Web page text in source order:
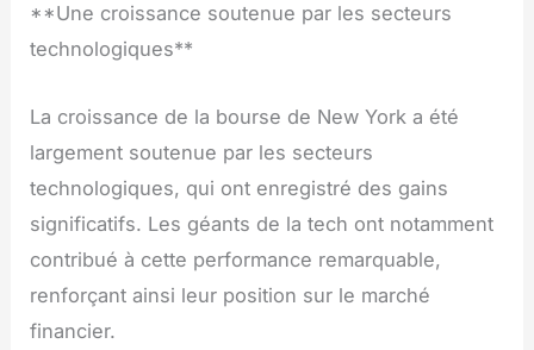
**Une croissance soutenue par les secteurs
technologiques**
La croissance de la bourse de New York a été
largement soutenue par les secteurs
technologiques, qui ont enregistré des gains
significatifs. Les géants de la tech ont notamment
contribué à cette performance remarquable,
renforçant ainsi leur position sur le marché
financier.